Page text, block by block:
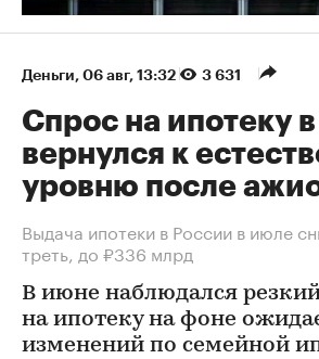
Деньги 06 авг, 13:32 3 631
Спрос на ипотеку
вернулся к
уровню после
Выдача ипотеки в России в июле
треть, до ₽336 млрд
В июне наблюдался
на ипотеку на фоне
изменений по семейной